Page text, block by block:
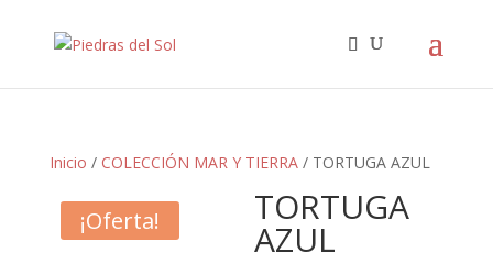
productos
Inicio / COLECCIÓN MAR Y TIERRA/ TORTUGA AZUL
¡Oferta! TORTUGA
AZUL